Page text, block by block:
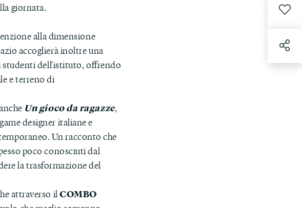
giornata.
alla dimensione
accoglierà inoltre una
studenti dell'istituto, offrendo
e terreno di
Un gioco da ragazze,
designer italiane e
Un racconto che
poco conosciuti dal
la trasformazione del
attraverso ilCOMBO